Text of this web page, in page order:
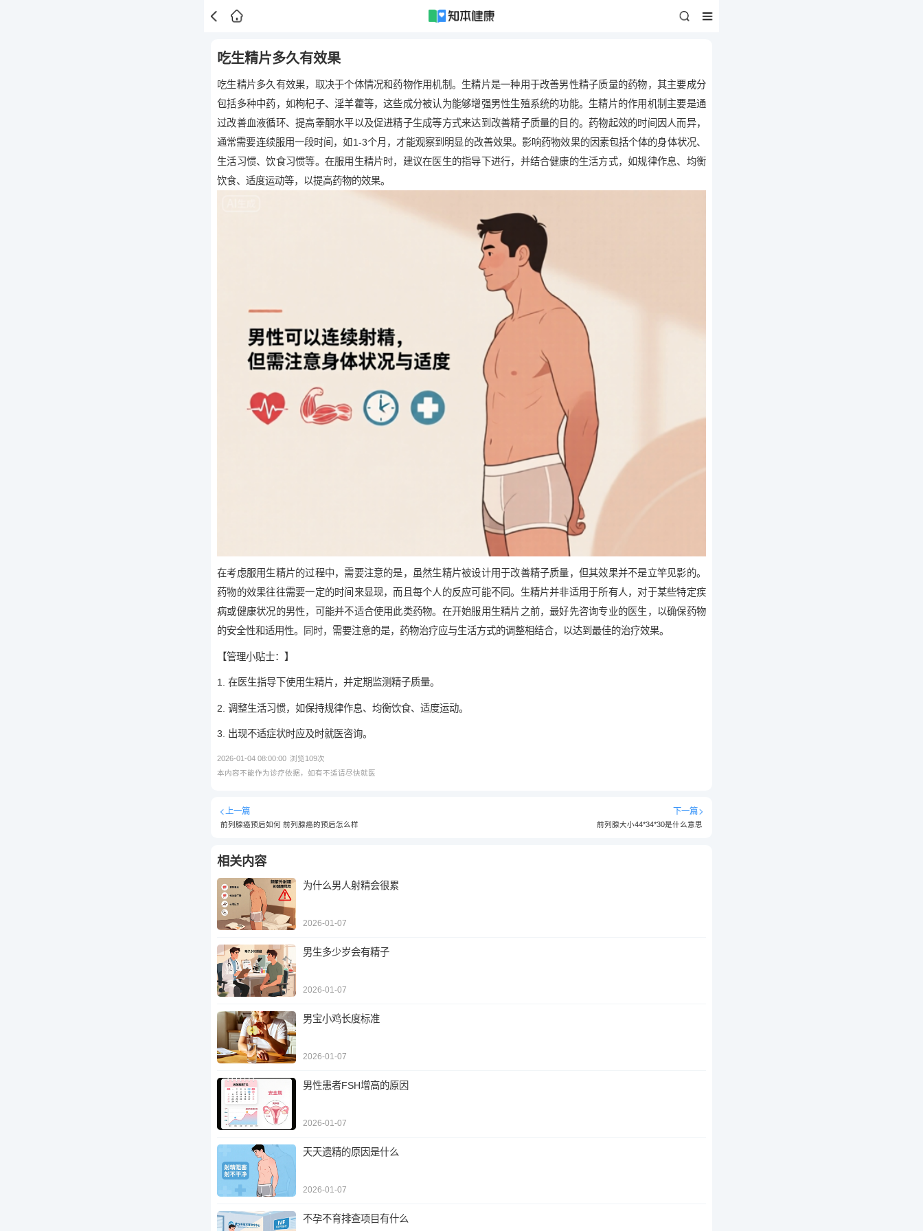
吃生精片多久有效果
吃生精片多久有效果，取决于个体情况和药物作用机制。生精片是一种用于改善男性精子质量的药物，其主要成分
包括多种中药，如枸杞子、淫羊藿等，这些成分被认为能够增强男性生殖系统的功能。生精片的作用机制主要是通
过改善血液循环、提高睾酮水平以及促进精子生成等方式来达到改善精子质量的目的。药物起效的时间因人而异，
通常需要连续服用一段时间，如1-3个月，才能观察到明显的改善效果。影响药物效果的因素包括个体的身体状况、
生活习惯、饮食习惯等。在服用生精片时，建议在医生的指导下进行，并结合健康的生活方式，如规律作息、均衡
饮食、适度运动等，以提高药物的效果。
在考虑服用生精片的过程中，需要注意的是，虽然生精片被设计用于改善精子质量，但其效果并不是立竿见影的。
药物的效果往往需要一定的时间来显现，而且每个人的反应可能不同。生精片并非适用于所有人，对于某些特定疾
病或健康状况的男性，可能并不适合使用此类药物。在开始服用生精片之前，最好先咨询专业的医生，以确保药物
的安全性和适用性。同时，需要注意的是，药物治疗应与生活方式的调整相结合，以达到最佳的治疗效果。
【管理小贴士：】
1. 在医生指导下使用生精片，并定期监测精子质量。
2. 调整生活习惯，如保持规律作息、均衡饮食、适度运动。
3. 出现不适症状时应及时就医咨询。
2026-01-04 08:00:00 浏览109次
本内容不能作为诊疗依据，如有不适请尽快就医
上一篇
前列腺癌预后如何 前列腺癌的预后怎么样
下一篇
前列腺大小44*34*30是什么意思
相关内容
为什么男人射精会很累
2026-01-07
男生多少岁会有精子
2026-01-07
男宝小鸡长度标准
2026-01-07
男性患者FSH增高的原因
2026-01-07
天天遗精的原因是什么
2026-01-07
不孕不育排查项目有什么